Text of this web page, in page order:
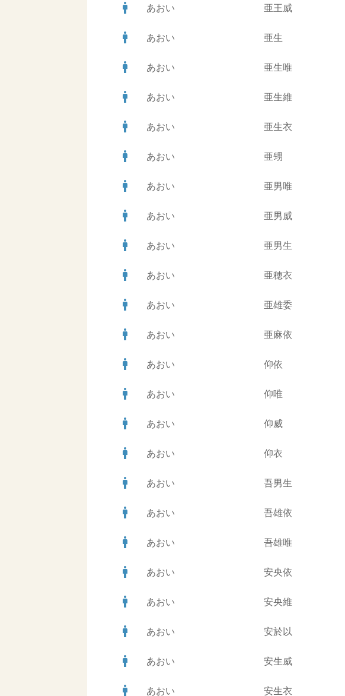
man あおい 亜王威
man あおい 亜生
man あおい 亜生唯
man あおい 亜生維
man あおい 亜生衣
man あおい 亜甥
man あおい 亜男唯
man あおい 亜男威
man あおい 亜男生
man あおい 亜穂衣
man あおい 亜雄委
man あおい 亜麻依
man あおい 仰依
man あおい 仰唯
man あおい 仰威
man あおい 仰衣
man あおい 吾男生
man あおい 吾雄依
man あおい 吾雄唯
man あおい 安央依
man あおい 安央維
man あおい 安於以
man あおい 安生威
man あおい 安生衣